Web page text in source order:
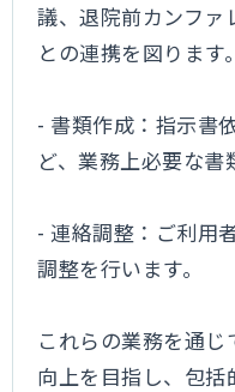
議、退院前カンファ
との連携を図ります。
- 書類作成：指示書
ど、業務上必要な書
- 連絡調整：ご利用
調整を行います。
これらの業務を通
向上を目指し、包括